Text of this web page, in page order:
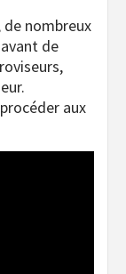
de nombreux
de
aux